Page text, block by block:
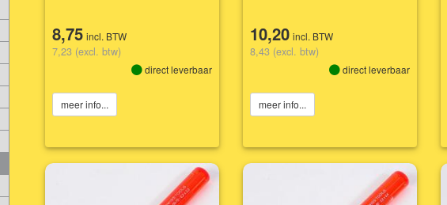
8,75 incl. BTW
7,23 (excl. btw)
direct leverbaar
meer info...
10,20 incl. BTW
8,43 (excl. btw)
direct leverbaar
meer info...